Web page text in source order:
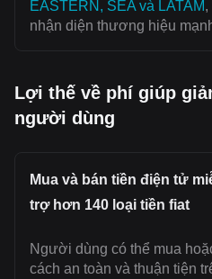
EASTERN, SEA và LATAM,
nhận diện thương hiệu
Lợi thế về phí giúp
người dùng
Mua và bán tiền điện tử
trợ hơn 140 loại tiền fiat
Người dùng có thể mua
cách an toàn và thuận tiện